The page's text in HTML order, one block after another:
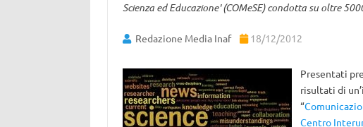
Scienza ed Educazione' (COMeSE) condotta su oltre
Redazione Media Inaf 18/12/2012
Presentati
risultati di
“
Centro